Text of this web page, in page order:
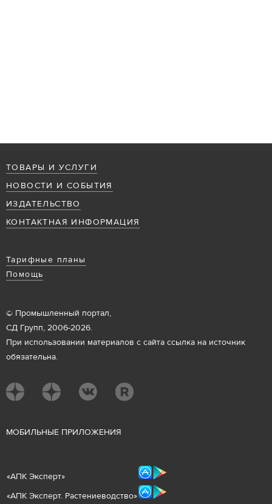
ТОВАРЫ И УСЛУГИ
НОВОСТИ И СОБЫТИЯ
ИЗДАТЕЛЬСТВО
КОНТАКТНАЯ ИНФОРМАЦИЯ
Тарифные планы
Помощь
© Промышленный портал,
СД Групп, 2006-2026.
При использовании материалов с сайта ссылка на источник
обязательна.
МОБИЛЬНЫЕ ПРИЛОЖЕНИЯ
«АПК Эксперт»
«АПК Эксперт. Растениеводство»